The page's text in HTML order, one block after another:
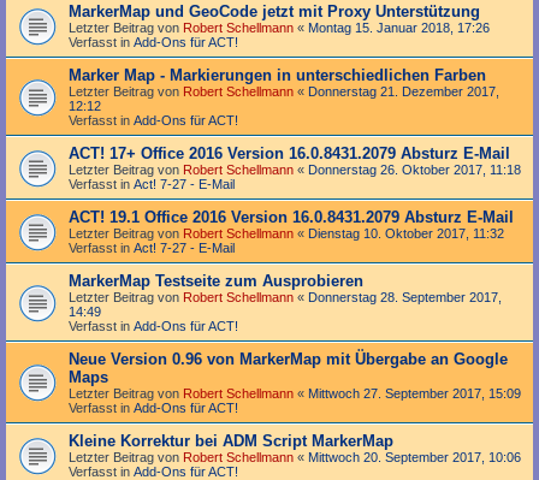
MarkerMap und GeoCode jetzt mit Proxy Unterstützung
Letzter Beitrag von Robert Schellmann « Montag 15. Januar 2018, 17:26
Verfasst in Add-Ons für ACT!
Marker Map - Markierungen in unterschiedlichen Farben
Letzter Beitrag von Robert Schellmann « Donnerstag 21. Dezember 2017,
12:12
Verfasst in Add-Ons für ACT!
ACT! 17+ Office 2016 Version 16.0.8431.2079 Absturz E-Mail
Letzter Beitrag von Robert Schellmann « Donnerstag 26. Oktober 2017, 11:18
Verfasst in Act! 7-27 - E-Mail
ACT! 19.1 Office 2016 Version 16.0.8431.2079 Absturz E-Mail
Letzter Beitrag von Robert Schellmann « Dienstag 10. Oktober 2017, 11:32
Verfasst in Act! 7-27 - E-Mail
MarkerMap Testseite zum Ausprobieren
Letzter Beitrag von Robert Schellmann « Donnerstag 28. September 2017,
14:49
Verfasst in Add-Ons für ACT!
Neue Version 0.96 von MarkerMap mit Übergabe an Google
Maps
Letzter Beitrag von Robert Schellmann « Mittwoch 27. September 2017, 15:09
Verfasst in Add-Ons für ACT!
Kleine Korrektur bei ADM Script MarkerMap
Letzter Beitrag von Robert Schellmann « Mittwoch 20. September 2017, 10:06
Verfasst in Add-Ons für ACT!